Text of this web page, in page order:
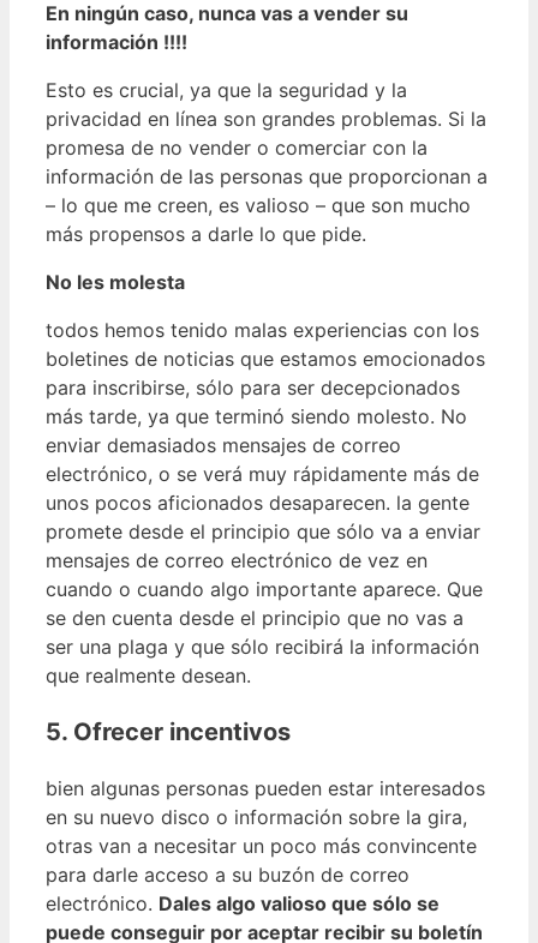
En ningún caso, nunca vas a vender su
información !!!!
Esto es crucial, ya que la seguridad y la
privacidad en línea son grandes problemas. Si la
promesa de no vender o comerciar con la
información de las personas que proporcionan a
– lo que me creen, es valioso – que son mucho
más propensos a darle lo que pide.
No les molesta
todos hemos tenido malas experiencias con los
boletines de noticias que estamos emocionados
para inscribirse, sólo para ser decepcionados
más tarde, ya que terminó siendo molesto. No
enviar demasiados mensajes de correo
electrónico, o se verá muy rápidamente más de
unos pocos aficionados desaparecen. la gente
promete desde el principio que sólo va a enviar
mensajes de correo electrónico de vez en
cuando o cuando algo importante aparece. Que
se den cuenta desde el principio que no vas a
ser una plaga y que sólo recibirá la información
que realmente desean.
5. Ofrecer incentivos
bien algunas personas pueden estar interesados ​​
en su nuevo disco o información sobre la gira,
otras van a necesitar un poco más convincente
para darle acceso a su buzón de correo
electrónico. Dales algo valioso que sólo se
puede conseguir por aceptar recibir su boletín